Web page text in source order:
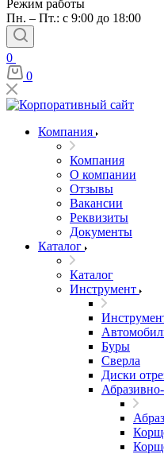
Режим работы
Пн. – Пт.: с 9:00 до 18:00
0
0
Компания
Компания
О компании
Отзывы
Вакансии
Реквизиты
Документы
Каталог
Каталог
Инструмент
Буры
Сверла
Диски